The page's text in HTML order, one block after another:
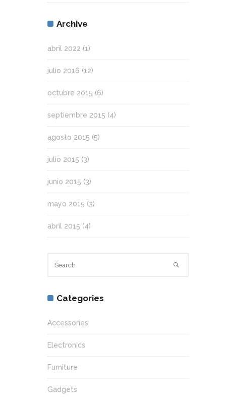
Archive
abril 2022 (1)
julio 2016 (12)
octubre 2015 (6)
septiembre 2015 (4)
agosto 2015 (5)
julio 2015 (3)
junio 2015 (3)
mayo 2015 (3)
abril 2015 (4)
Categories
Accessories
Electronics
Furniture
Gadgets